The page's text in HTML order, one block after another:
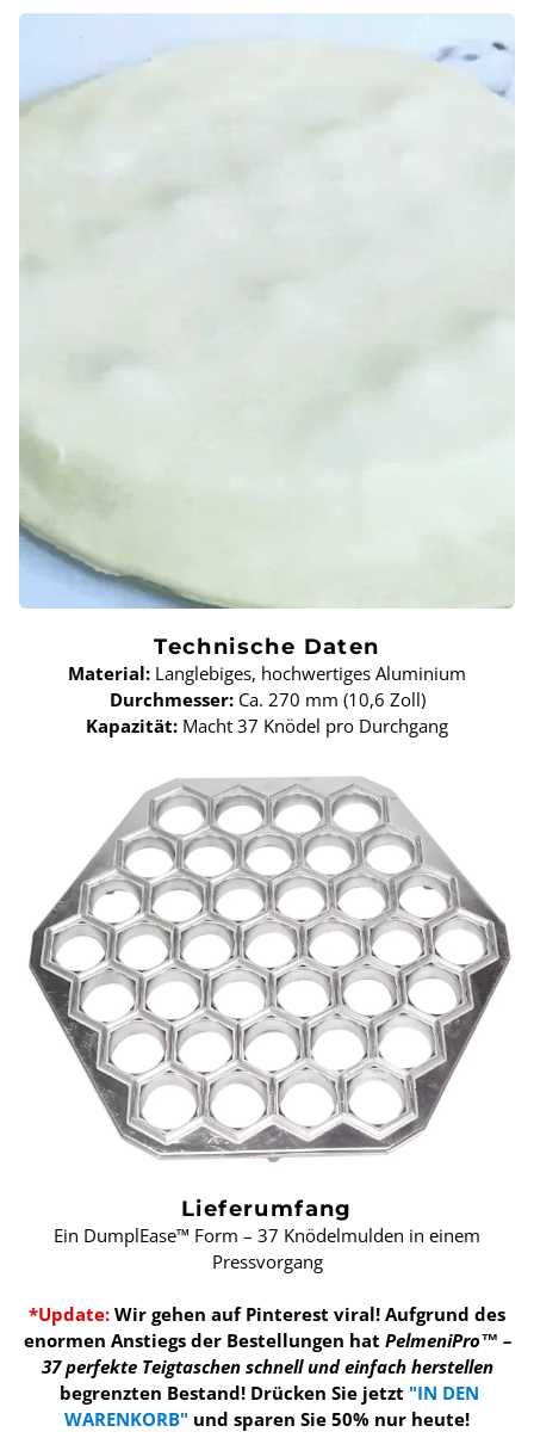
Technische Daten
Material: Langlebiges, hochwertiges Aluminium
Durchmesser:Ca. 270 mm (10,6 Zoll)
Kapazität: Macht 37 Knödel pro Durchgang
Lieferumfang
Ein DumplEase™ Form – 37 Knödelmulden in einem
Pressvorgang
*Update: Wir gehen auf Pinterest viral! Aufgrund des
enormen Anstiegs der Bestellungen hat PelmeniPro™ –
37 perfekte Teigtaschen schnell und einfach herstellen
begrenzten Bestand! Drücken Sie jetzt "IN DEN
WARENKORB" und sparen Sie 50% nur heute!